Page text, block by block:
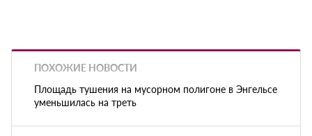
ПОХОЖИЕ НОВОСТИ
Площадь тушения на мусорном полигоне в Энгельсе
уменьшилась на треть